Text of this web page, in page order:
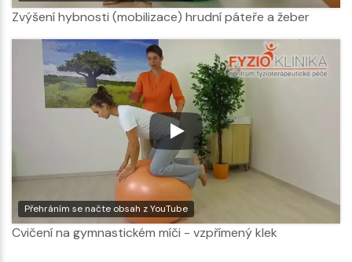
Zvýšení hybnosti (mobilizace) hrudní páteře a žeber
Přehráním se načte obsah z YouTube
Cvičení na gymnastickém míči - vzpřímený klek